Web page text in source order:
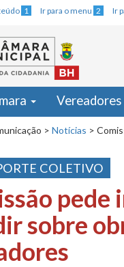
1 Ir para o menu 2 Ir
Vereadores
> Notícias >
COLETIVO
pede
sobre